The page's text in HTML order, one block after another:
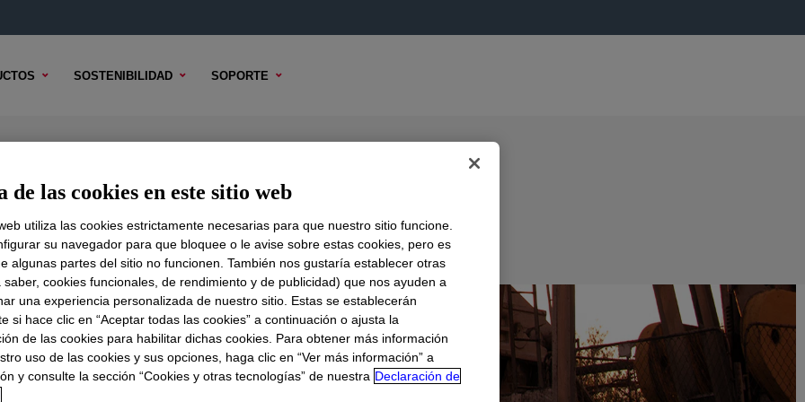
SOSTENIBILIDAD SOPORTE
TÉCNICO OPCIONES DE MUESTRA OPCIONES DE COMPRA
de las cookies en este sitio web
utiliza las cookies estrictamente necesarias para que nuestro sitio funcione.
su navegador para que bloquee o le avise sobre estas cookies, pero es
algunas partes del sitio no funcionen. También nos gustaría establecer otras
saber, cookies funcionales, de rendimiento y de publicidad) que nos ayuden a
una experiencia personalizada de nuestro sitio. Estas se establecerán
si hace clic en “Aceptar todas las cookies” a continuación o ajusta la
de las cookies para habilitar dichas cookies. Para obtener más información
uso de las cookies y sus opciones, haga clic en “Ver más información” a
y consulte la sección “Cookies y otras tecnologías” de nuestra Declaración de